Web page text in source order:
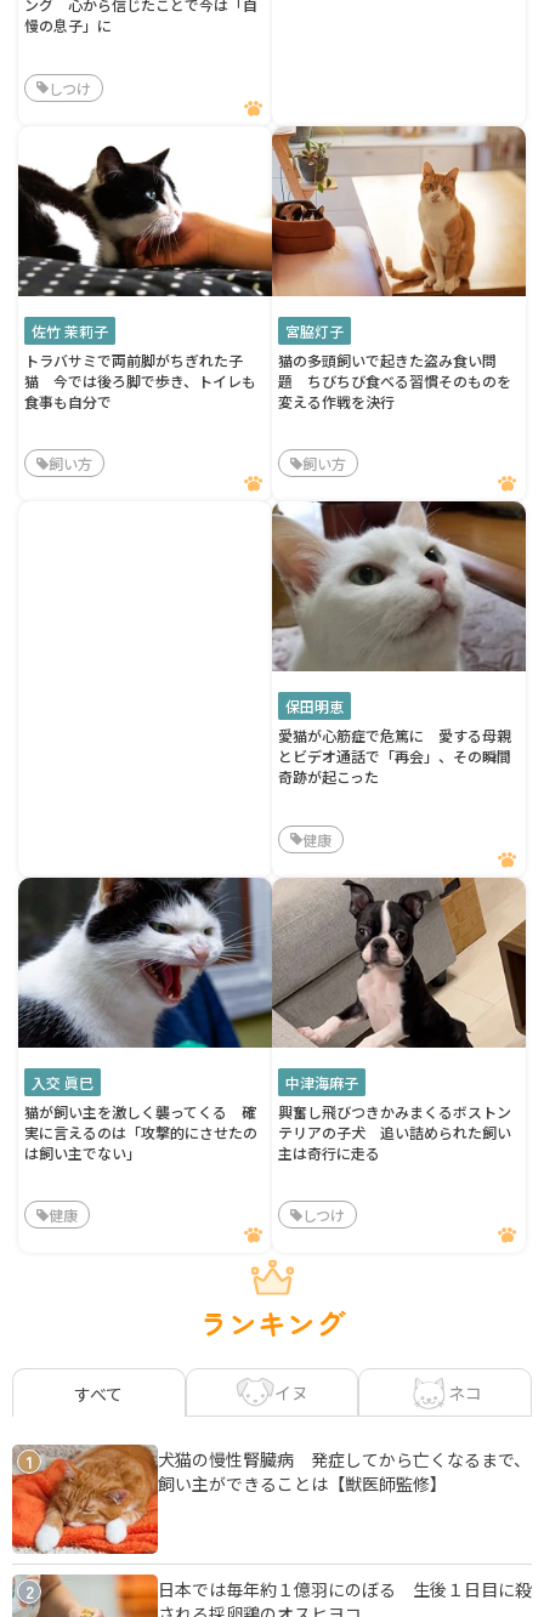
ング 心から信じたことで今は「自
慢の息子」に
しつけ
佐竹 茉莉子
トラバサミで両前脚がちぎれた子
猫 今では後ろ脚で歩き、トイレも
食事も自分で
飼い方
宮脇灯子
猫の多頭飼いで起きた盗み食い問
題 ちびちび食べる習慣そのものを
変える作戦を決行
飼い方
保田明恵
愛猫が心筋症で危篤に 愛する母親
とビデオ通話で「再会」、その瞬間
奇跡が起こった
健康
入交 眞巳
猫が飼い主を激しく襲ってくる 確
実に言えるのは「攻撃的にさせたの
は飼い主でない」
健康
中津海麻子
興奮し飛びつきかみまくるボストン
テリアの子犬 追い詰められた飼い
主は奇行に走る
しつけ
ランキング
すべて イヌ ネコ
1
犬猫の慢性腎臓病 発症してから亡くなるまで、
飼い主ができることは【獣医師監修】
2
日本では毎年約１億羽にのぼる 生後１日目に殺